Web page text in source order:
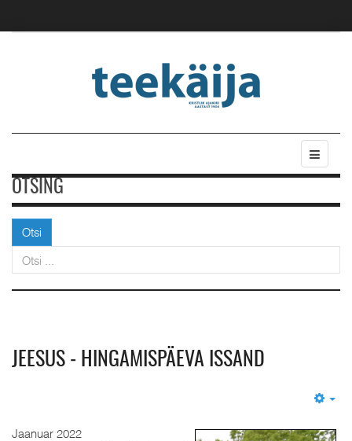
OTSING
Otsi
JEESUS ‒ HINGAMISPÄEVA ISSAND
Jaanuar 2022